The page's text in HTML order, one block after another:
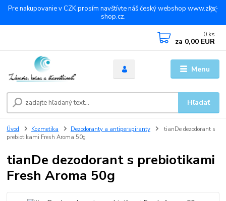
Pre nakupovanie v CZK prosím navštívte náš český webshop www.zks-
shop.cz.
Menu
Hľadať
0 ks
za 0,00 EUR
Úvod Kozmetika Dezodoranty a antiperspiranty
tianDe dezodorant s
prebiotikami Fresh Aroma 50g
tianDe dezodorant s prebiotikami
Fresh Aroma 50g